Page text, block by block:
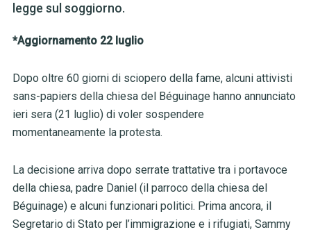
legge sul soggiorno.
*Aggiornamento 22 luglio
Dopo oltre 60 giorni di sciopero della fame, alcuni attivisti
sans-papiers della chiesa del Béguinage hanno annunciato
ieri sera (21 luglio) di voler sospendere
momentaneamente la protesta.
La decisione arriva dopo serrate trattative tra i portavoce
della chiesa, padre Daniel (il parroco della chiesa del
Béguinage) e alcuni funzionari politici. Prima ancora, il
Segretario di Stato per l’immigrazione e i rifugiati, Sammy